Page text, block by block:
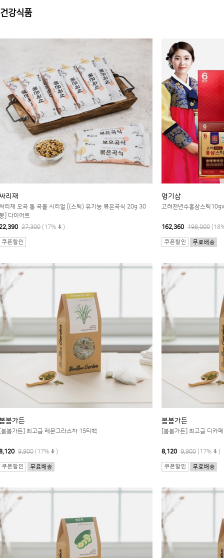
건강식품
리재
리재 오곡 통 곡물 시리얼 [(스틱) 유기농 볶은곡식 20g 30
] 다이어트
27,300 (17% )
명기삼
고려천년수홍삼스틱
162,360 198,000
봄가든
봄가든] 최고급 레몬그라스차 15티백
9,900 (17% )
봄봄가든
[봄봄가든] 최고급 디카
8,120 9,900 (17% )